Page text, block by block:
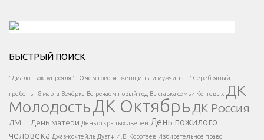
Есть вопрос?
Напишите нам
</span >
БЫСТРЫЙ ПОИСК
"Диалог вокруг рояля" "О чем говорят женщины и мужчины" "Серебряный
гребень" 8 марта Вечёрка Встречаем новый год Выставка семьи Когтевых ДК
МолодостьДК Октябрь ДК Россия
ДМШ День матери День открытых дверей День пожилого
человека Джаз-коктейль Дуэт+ И.В. Коротеев Избирательное право